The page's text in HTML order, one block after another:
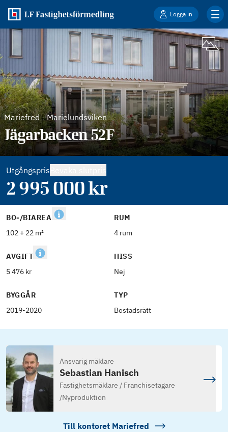
Logga in
Mariefred-Marielundsviken
Jägarbacken 52F
Utgångspris
2 995 000kr
BO-/BIAREA
102 + 22 m²
RUM
4 rum
AVGIFT
5 476 kr
HISS
Nej
BYGGÅR
2019-2020
TYP
Bostadsrätt
Ansvarig mäklare
Sebastian Hanisch
Fastighetsmäklare / Franchisetagare
/Nyproduktion
Till kontoret Mariefred